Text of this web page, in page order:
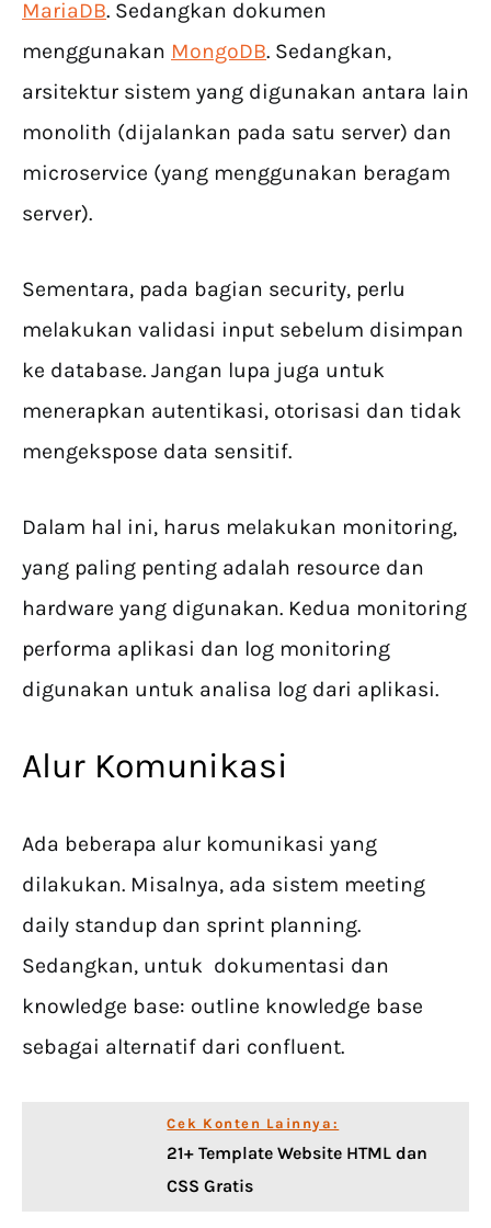
MariaDB. Sedangkan dokumen
menggunakan MongoDB. Sedangkan,
arsitektur sistem yang digunakan antara lain
monolith (dijalankan pada satu server) dan
microservice (yang menggunakan beragam
server).
Sementara, pada bagian security, perlu
melakukan validasi input sebelum disimpan
ke database. Jangan lupa juga untuk
menerapkan autentikasi, otorisasi dan tidak
mengekspose data sensitif.
Dalam hal ini, harus melakukan monitoring,
yang paling penting adalah resource dan
hardware yang digunakan. Kedua monitoring
performa aplikasi dan log monitoring
digunakan untuk analisa log dari aplikasi.
Alur Komunikasi
Ada beberapa alur komunikasi yang
dilakukan. Misalnya, ada sistem meeting
daily standup dan sprint planning.
Sedangkan, untuk dokumentasi dan
knowledge base: outline knowledge base
sebagai alternatif dari confluent.
Cek Konten Lainnya:
21+ Template Website HTML dan
CSS Gratis